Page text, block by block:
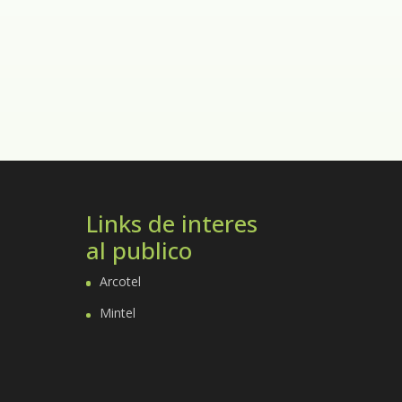
Links de interes
al publico
Arcotel
Mintel